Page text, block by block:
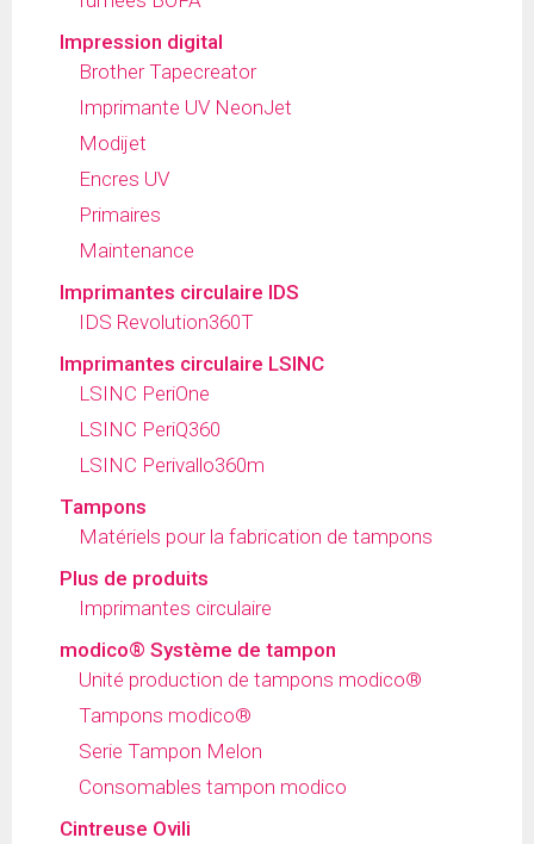
Impression digital
Brother Tapecreator
Imprimante UV NeonJet
Modijet
Encres UV
Primaires
Maintenance
Imprimantes circulaire IDS
IDS Revolution360T
Imprimantes circulaire LSINC
LSINC PeriOne
LSINC PeriQ360
LSINC Perivallo360m
Tampons
Matériels pour la fabrication de tampons
Plus de produits
Imprimantes circulaire
modico® Système de tampon
Unité production de tampons modico®
Tampons modico®
Serie Tampon Melon
Consomables tampon modico
Cintreuse Ovili